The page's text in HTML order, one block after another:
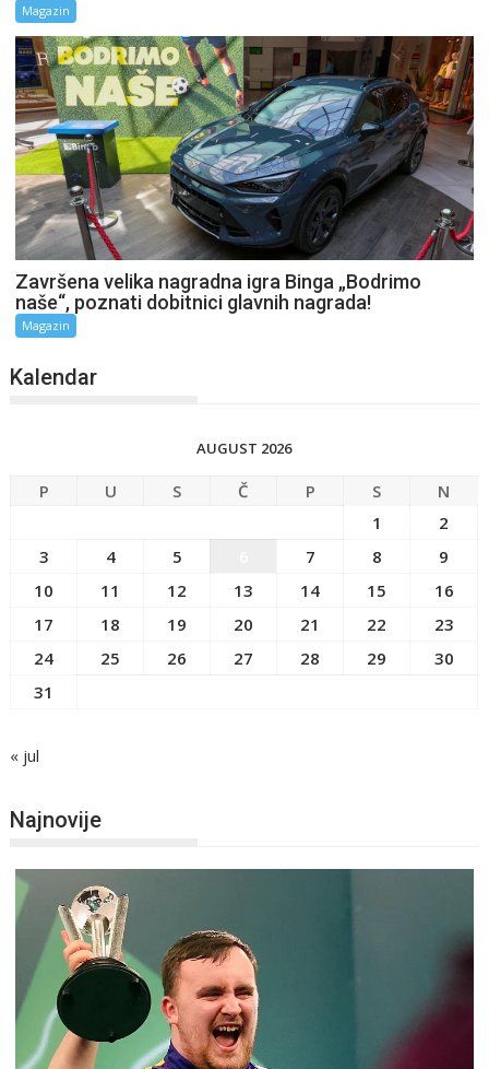
Magazin
Završena velika nagradna igra Binga „Bodrimo
naše“, poznati dobitnici glavnih nagrada!
Magazin
Kalendar
AUGUST 2026
P U S Č P S
N
1
2
3
4 5 7 8
9
10
11 12 13 14 15
16
17
18 19 20 21 22
23
24
25 26 27 28 29
30
31
« jul
Najnovije